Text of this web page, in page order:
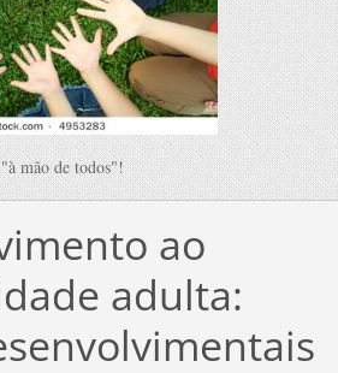
mão de todos"!
ao
adulta: